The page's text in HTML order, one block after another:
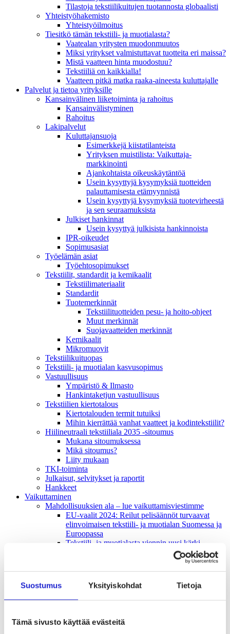
Suostumus Yksityiskohdat Tietoja
Tämä sivusto käyttää evästeitä
Tilastoja tekstiilikuitujen tuotannosta globaalisti
Yhteistyö­hakemisto
Yhteistyöilmoitus
Tiesitkö tämän tekstiili- ja muotialasta?
Vaatealan yritysten muodonmuutos
Miksi yritykset valmistuttavat tuotteita eri maissa?
Mistä vaatteen hinta muodostuu?
Tekstiiliä on kaikkialla!
Vaatteen pitkä matka raaka-aineesta kuluttajalle
Palvelut ja tietoa yrityksille
Kansainvälinen liiketoiminta ja rahoitus
Kansain­välistyminen
Rahoitus
Lakipalvelut
Kuluttajansuoja
Esimerkkejä kiistatilanteista
Yrityksen muistilista: Vaikuttaja­
markkinointi
Ajankohtaista oikeuskäytäntöä
Usein kysyttyjä kysymyksiä tuotteiden
palauttamisesta etämyynnistä
Usein kysyttyjä kysymyksiä tuotevirheestä
ja sen seuraamuksista
Julkiset hankinnat
Usein kysyttyä julkisista hankinnoista
IPR-oikeudet
Sopimusasiat
Työelämän asiat
Työehto­sopimukset
Tekstiilit, standardit ja kemikaalit
Tekstiilimateriaalit
Standardit
Tuotemerkinnät
Tekstiilituotteiden pesu- ja hoito-ohjeet
Muut merkinnät
Suojavaatteiden merkinnät
Kemikaalit
Mikromuovit
Tekstiilikuitu­opas
Tekstiili- ja muotialan kasvusopimus
Vastuullisuus
Ympäristö & Ilmasto
Hankintaketjun vastuullisuus
Tekstiilien kiertotalous
Kiertotalouden termit tutuiksi
Mihin kierrättää vanhat vaatteet ja kodintekstiilit?
Hiilineutraali tekstiiliala 2035 -sitoumus
Mukana sitoumuksessa
Mikä sitoumus?
Liity mukaan
TKI-toiminta
Julkaisut, selvitykset ja raportit
Hankkeet
Vaikuttaminen
Mahdollisuuksien ala – lue vaikuttamis­viestimme
EU-vaalit 2024: Reilut pelisäännöt turvaavat
elinvoimaisen tekstiili- ja muotialan Suomessa ja
Euroopassa
Tekstiili- ja muotialasta viennin uusi kärki
Suomesta tekstiilialan kiertotalouden &
Tekstiili- ja muotiala tarvitsee monipuolista
Tekstiiliala on tärkeä osa Suomen
huoltovarmuutta
EU-vaikuttaminen